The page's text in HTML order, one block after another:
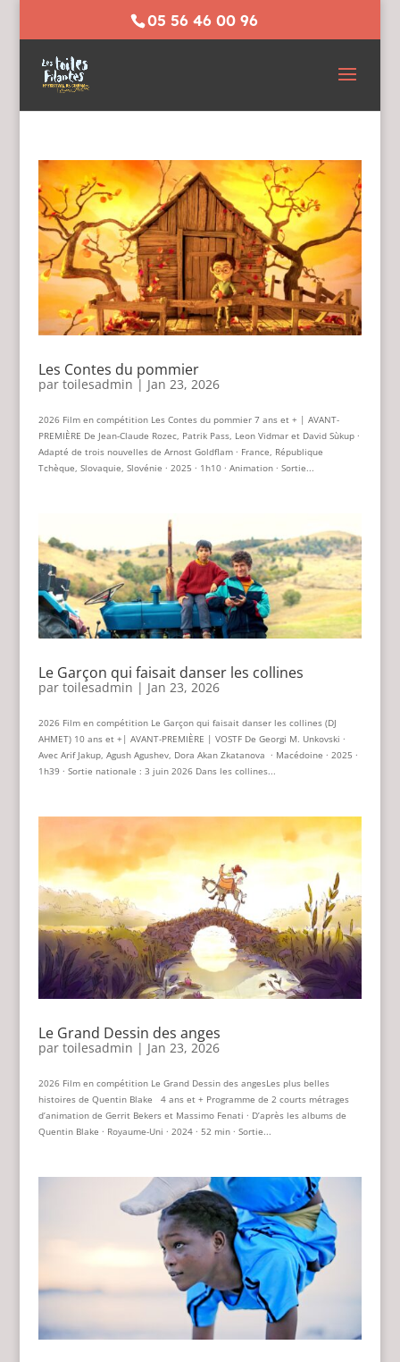
05 56 46 00 96
Les Contes du pommier
par toilesadmin | Jan 23, 2026
2026 Film en compétition Les Contes du pommier 7 ans et + | AVANT-
PREMIÈRE De Jean-Claude Rozec, Patrik Pass, Leon Vidmar et David Sùkup ·
Adapté de trois nouvelles de Arnost Goldflam · France, République
Tchèque, Slovaquie, Slovénie · 2025 · 1h10 · Animation · Sortie...
Le Garçon qui faisait danser les collines
par toilesadmin | Jan 23, 2026
2026 Film en compétition Le Garçon qui faisait danser les collines (DJ
AHMET) 10 ans et +| AVANT-PREMIÈRE | VOSTF De Georgi M. Unkovski ·
Avec Arif Jakup, Agush Agushev, Dora Akan Zkatanova · Macédoine · 2025 ·
1h39 · Sortie nationale : 3 juin 2026 Dans les collines...
Le Grand Dessin des anges
par toilesadmin | Jan 23, 2026
2026 Film en compétition Le Grand Dessin des angesLes plus belles
histoires de Quentin Blake 4 ans et + Programme de 2 courts métrages
d’animation de Gerrit Bekers et Massimo Fenati · D’après les albums de
Quentin Blake · Royaume-Uni · 2024 · 52 min · Sortie...